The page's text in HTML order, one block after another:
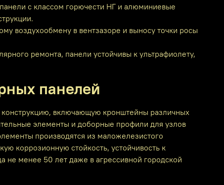
с классом горючести НГ и алюминиевые
воздухообмену в вентзазоре и выносу точки росы
ремонта, панели устойчивы к ультрафиолету,
панелей
включающую кронштейны различных
элементы и доборные профили для узлов
производятся из маложелезистого
коррозионную стойкость, устойчивость к
не менее 50 лет даже в агрессивной городской